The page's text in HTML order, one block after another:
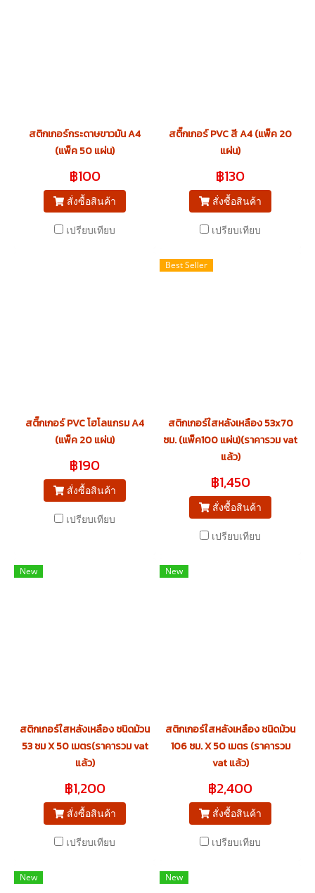
สติกเกอร์กระดาษขาวมัน A4
(แพ็ค 50 แผ่น)
฿100
สั่งซื้อสินค้า
เปรียบเทียบ
สติ๊กเกอร์ PVC สี A4 (แพ็ค 20
แผ่น)
฿130
สั่งซื้อสินค้า
เปรียบเทียบ
สติ๊กเกอร์ PVC โฮโลแกรม A4
(แพ็ค 20 แผ่น)
฿190
สั่งซื้อสินค้า
เปรียบเทียบ
Best Seller
สติกเกอร์ใสหลังเหลือง 53x70
ซม. (แพ็ค100 แผ่น)(ราคารวม vat
แล้ว)
฿1,450
สั่งซื้อสินค้า
เปรียบเทียบ
New
สติกเกอร์ใสหลังเหลือง ชนิดม้วน
53 ซม X 50 เมตร(ราคารวม vat
แล้ว)
฿1,200
สั่งซื้อสินค้า
เปรียบเทียบ
New
สติกเกอร์ใสหลังเหลือง ชนิดม้วน
106 ซม. X 50 เมตร (ราคารวม
vat แล้ว)
฿2,400
สั่งซื้อสินค้า
เปรียบเทียบ
New New